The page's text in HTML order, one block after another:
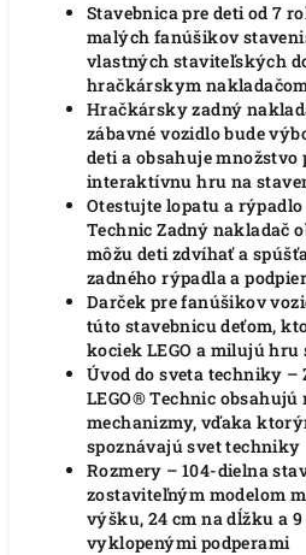
Stavebnica pre deti od 7
malých fanúšikov
vlastných staviteľských
hračkárskym
Hračkársky zadný
zábavné vozidlo bude
deti a obsahuje
interaktívnu hru na
Otestujte lopatu a rýpadlo
Technic Zadný nakladač
môžu deti zdvíhať a
zadného rýpadla a podpier
Darček pre fanúšikov
túto stavebnicu deťom,
kociek LEGO a milujú hru
Úvod do sveta techniky –
LEGO® Technic
mechanizmy, vďaka
spoznávajú svet techniky
Rozmery – 104-dielna
zostaviteľným modelom
výšku, 24 cm na dĺžku a
vyklopenými podperami